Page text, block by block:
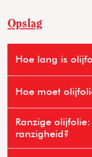
Opslag
Hoe lang is
Hoe moet
Ranzige
ranzigheid?